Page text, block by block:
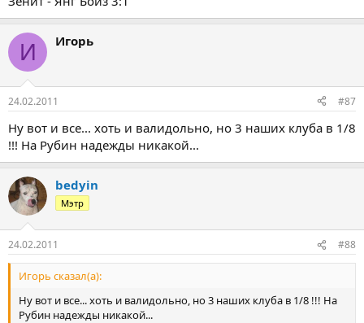
И Игорь
24.02.2011 #87
Ну вот и все... хоть и валидольно, но 3 наших клуба в 1/8
!!! На Рубин надежды никакой...
bedyin
Мэтр
24.02.2011 #88
Игорь сказал(а):
Ну вот и все... хоть и валидольно, но 3 наших клуба в 1/8 !!! На
Рубин надежды никакой...